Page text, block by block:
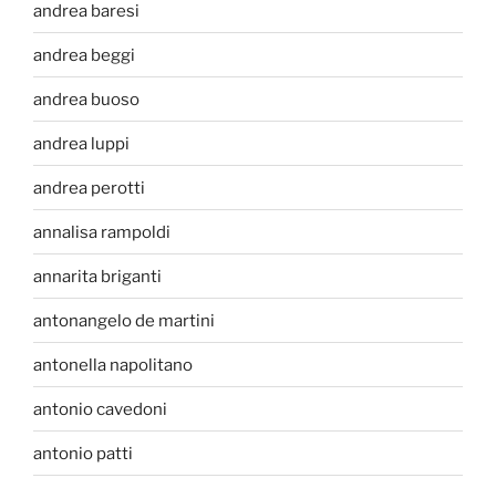
andrea baresi
andrea beggi
andrea buoso
andrea luppi
andrea perotti
annalisa rampoldi
annarita briganti
antonangelo de martini
antonella napolitano
antonio cavedoni
antonio patti